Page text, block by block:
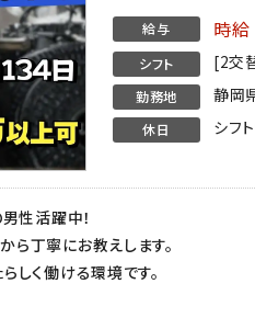
給与 時
シフト [2交
勤務地 静岡
休日 シフ
性活躍中！
ら丁寧にお教えします。
しく働ける環境です。